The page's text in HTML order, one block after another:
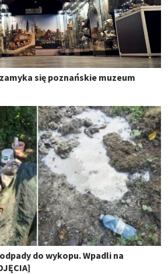
się poznańskie muzeum
do wykopu. Wpadli na